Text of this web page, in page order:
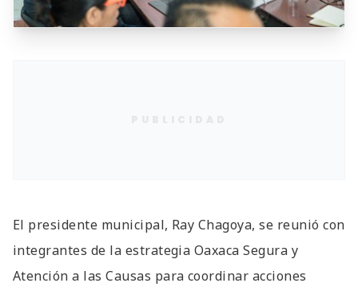
El presidente municipal, Ray Chagoya, se reunió con
integrantes de la estrategia Oaxaca Segura y
Atención a las Causas para coordinar acciones